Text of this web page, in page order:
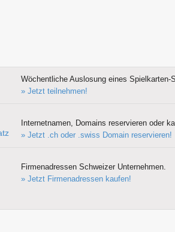
Wöchentliche Auslosung eines Spielkarten-
» Jetzt teilnehmen!
Internetnamen, Domains reservieren oder
» Jetzt .ch oder .swiss Domain reservieren!
Firmenadressen Schweizer Unternehmen.
» Jetzt Firmenadressen kaufen!